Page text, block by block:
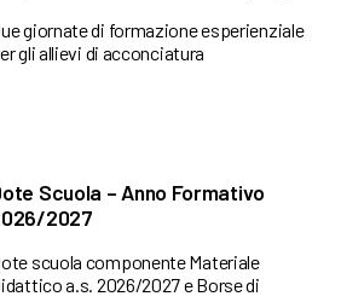
giornate di formazione esperienziale
gli allievi di acconciatura
Scuola – Anno Formativo
2027
scuola componente Materiale
a.s. 2026/2027 e Borse di